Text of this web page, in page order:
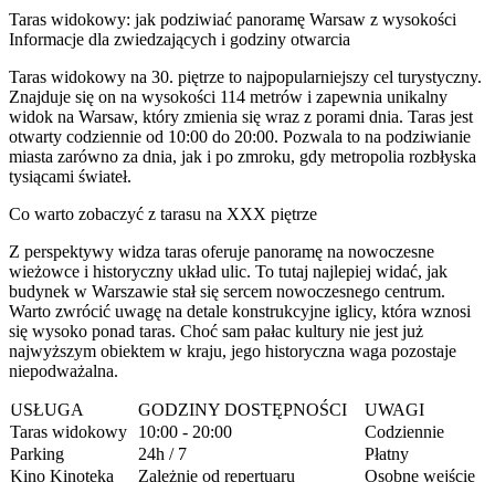
Taras widokowy: jak podziwiać panoramę Warsaw z wysokości
Informacje dla zwiedzających i godziny otwarcia
Taras widokowy na 30. piętrze to najpopularniejszy cel turystyczny.
Znajduje się on na wysokości 114 metrów i zapewnia unikalny
widok na Warsaw, który zmienia się wraz z porami dnia. Taras jest
otwarty codziennie od 10:00 do 20:00. Pozwala to na podziwianie
miasta zarówno za dnia, jak i po zmroku, gdy metropolia rozbłyska
tysiącami świateł.
Co warto zobaczyć z tarasu na XXX piętrze
Z perspektywy widza taras oferuje panoramę na nowoczesne
wieżowce i historyczny układ ulic. To tutaj najlepiej widać, jak
budynek w Warszawie stał się sercem nowoczesnego centrum.
Warto zwrócić uwagę na detale konstrukcyjne iglicy, która wznosi
się wysoko ponad taras. Choć sam pałac kultury nie jest już
najwyższym obiektem w kraju, jego historyczna waga pozostaje
niepodważalna.
USŁUGA GODZINY DOSTĘPNOŚCI
UWAGI
Taras widokowy
10:00 - 20:00
Codziennie
Parking
24h / 7
Płatny
Kino Kinoteka
Zależnie od repertuaru
Osobne wejście